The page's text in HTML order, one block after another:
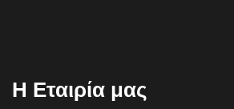
Η Εταιρία μας